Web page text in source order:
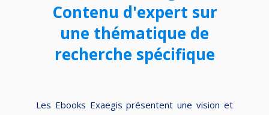
Contenu d'expert sur
une thématique de
recherche spécifique
Les Ebooks Exaegis présentent une vision et